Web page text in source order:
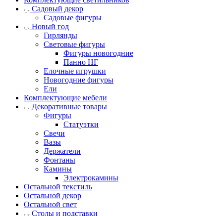
Садовый декор
Садовые фигуры
Новый год
Гирлянды
Световые фигуры
Фигуры новогодние
Панно НГ
Елочные игрушки
Новогодние фигуры
Ели
Комплектующие мебели
Декоративные товары
Фигуры
Статуэтки
Свечи
Вазы
Держатели
Фонтаны
Камины
Электрокамины
Остальной текстиль
Остальной декор
Остальной свет
Столы и подставки